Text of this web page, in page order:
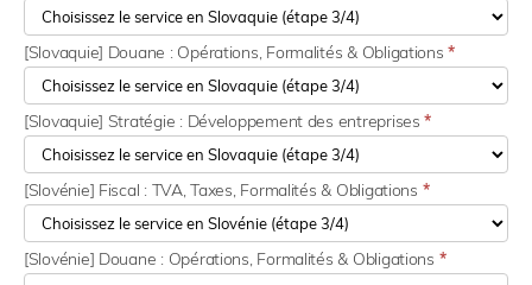
[Slovaquie] Douane : Opérations, Formalités & Obligations*
[Slovaquie] Stratégie : Développement des entreprises*
[Slovénie] Fiscal : TVA, Taxes, Formalités & Obligations *
[Slovénie] Douane : Opérations, Formalités & Obligations *